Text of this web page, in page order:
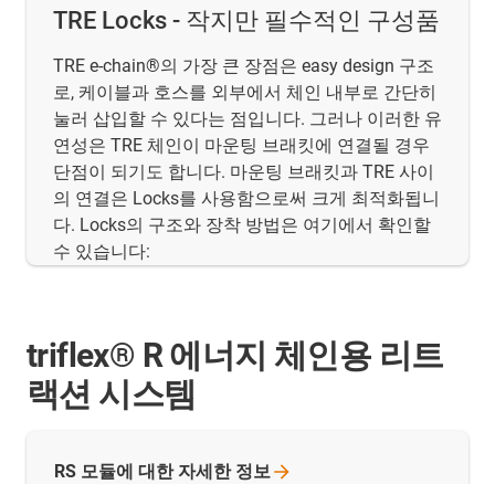
TRE Locks - 작지만 필수적인 구성품
TRE e-chain®의 가장 큰 장점은 easy design 구조
로, 케이블과 호스를 외부에서 체인 내부로 간단히
눌러 삽입할 수 있다는 점입니다. 그러나 이러한 유
연성은 TRE 체인이 마운팅 브래킷에 연결될 경우
단점이 되기도 합니다. 마운팅 브래킷과 TRE 사이
의 연결은 Locks를 사용함으로써 크게 최적화됩니
다. Locks의 구조와 장착 방법은 여기에서 확인할
수 있습니다:
triflex® R 에너지 체인용 리트
랙션 시스템
RS 모듈에 대한 자세한 정보